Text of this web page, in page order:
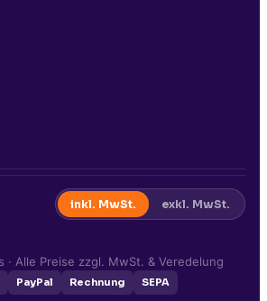
inkl. MwSt. exkl. MwSt.
· Alle Preise zzgl. MwSt. & Veredelung
PayPal Rechnung SEPA